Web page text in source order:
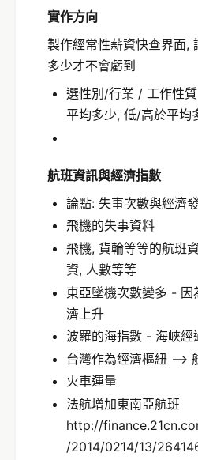
實作方向
製作經常性薪資快查界面,
多少才不會虧到
選性別/行業 / 工作性
平均多少, 低/高於平均
航班資訊與經濟指數
論點: 失事次數與經濟
飛機的失事資料
飛機, 貨輪等等的航班
資, 人數等等
東亞墜機次數變多 -
濟上升
波羅的海指數 - 海峽經
台灣作為經濟樞紐 -->
火車運量
法航增加東南亞航班
http://
/2014/0214/13/